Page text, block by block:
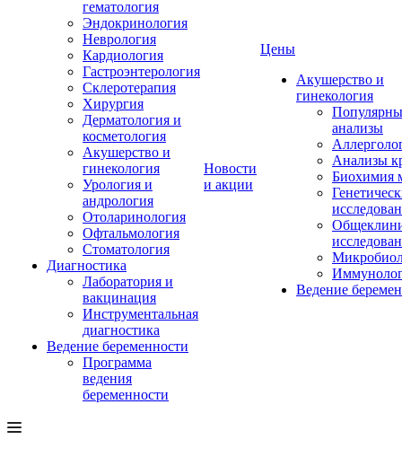
гематология
Эндокринология
Неврология
Кардиология
Гастроэнтерология
Склеротерапия
Хирургия
Дерматология и
косметология
Акушерство и
гинекология
Урология и
андрология
Отоларинология
Офтальмология
Стоматология
Диагностика
Лаборатория и
вакцинация
Инструментальная
диагностика
Ведение беременности
Программа
ведения
беременности
Новости
и акции
Цены
Акушерство и
гинекология
анализы
Анализы
Биохимия
Ведение